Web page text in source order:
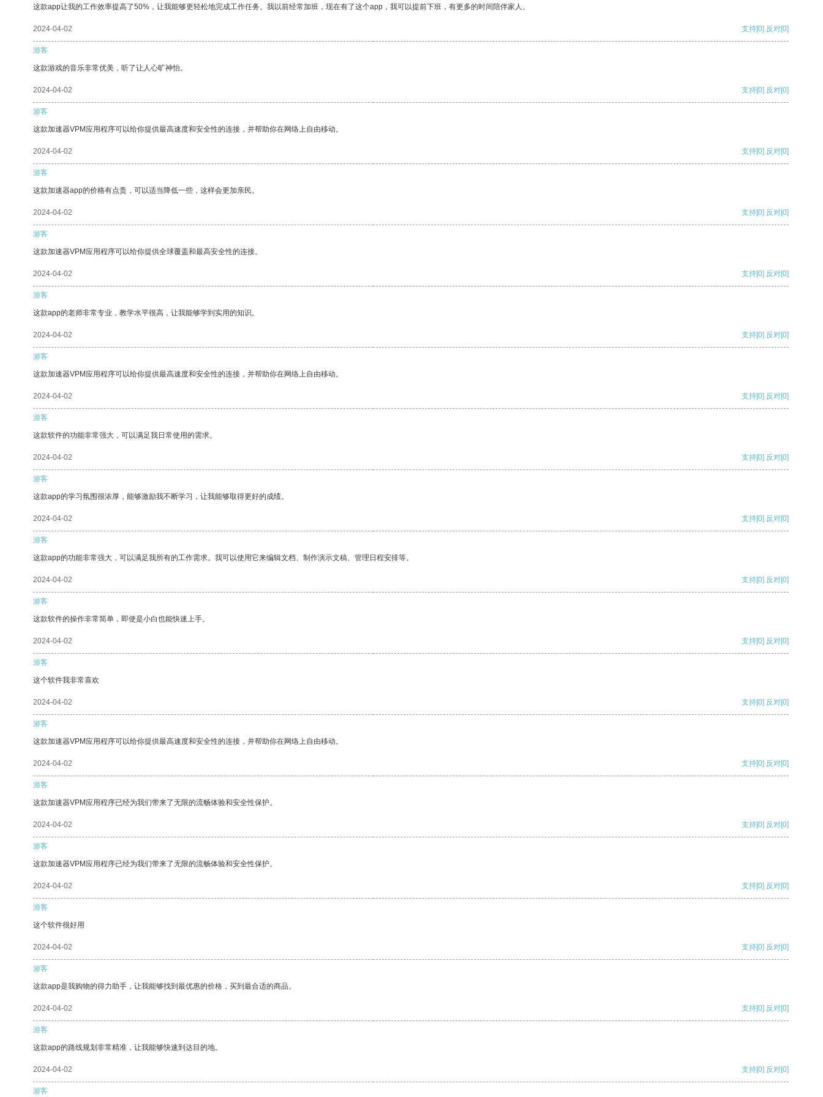
这款app让我的工作效率提高了50%，让我能够更轻松地完成工作任务。我以前经常加班，现在有了这个app，我可以提前下班，有更多的时间陪伴家人。
2024-04-02 支持[0] 反对[0]
游客
这款游戏的音乐非常优美，听了让人心旷神怡。
2024-04-02 支持[0] 反对[0]
游客
这款加速器VPM应用程序可以给你提供最高速度和安全性的连接，并帮助你在网络上自由移动。
2024-04-02 支持[0] 反对[0]
游客
这款加速器app的价格有点贵，可以适当降低一些，这样会更加亲民。
2024-04-02 支持[0] 反对[0]
游客
这款加速器VPM应用程序可以给你提供全球覆盖和最高安全性的连接。
2024-04-02 支持[0] 反对[0]
游客
这款app的老师非常专业，教学水平很高，让我能够学到实用的知识。
2024-04-02 支持[0] 反对[0]
游客
这款加速器VPM应用程序可以给你提供最高速度和安全性的连接，并帮助你在网络上自由移动。
2024-04-02 支持[0] 反对[0]
游客
这款软件的功能非常强大，可以满足我日常使用的需求。
2024-04-02 支持[0] 反对[0]
游客
这款app的学习氛围很浓厚，能够激励我不断学习，让我能够取得更好的成绩。
2024-04-02 支持[0] 反对[0]
游客
这款app的功能非常强大，可以满足我所有的工作需求。我可以使用它来编辑文档、制作演示文稿、管理日程安排等。
2024-04-02 支持[0] 反对[0]
游客
这款软件的操作非常简单，即使是小白也能快速上手。
2024-04-02 支持[0] 反对[0]
游客
这个软件我非常喜欢
2024-04-02 支持[0] 反对[0]
游客
这款加速器VPM应用程序可以给你提供最高速度和安全性的连接，并帮助你在网络上自由移动。
2024-04-02 支持[0] 反对[0]
游客
这款加速器VPM应用程序已经为我们带来了无限的流畅体验和安全性保护。
2024-04-02 支持[0] 反对[0]
游客
这款加速器VPM应用程序已经为我们带来了无限的流畅体验和安全性保护。
2024-04-02 支持[0] 反对[0]
游客
这个软件很好用
2024-04-02 支持[0] 反对[0]
游客
这款app是我购物的得力助手，让我能够找到最优惠的价格，买到最合适的商品。
2024-04-02 支持[0] 反对[0]
游客
这款app的路线规划非常精准，让我能够快速到达目的地。
2024-04-02 支持[0] 反对[0]
游客